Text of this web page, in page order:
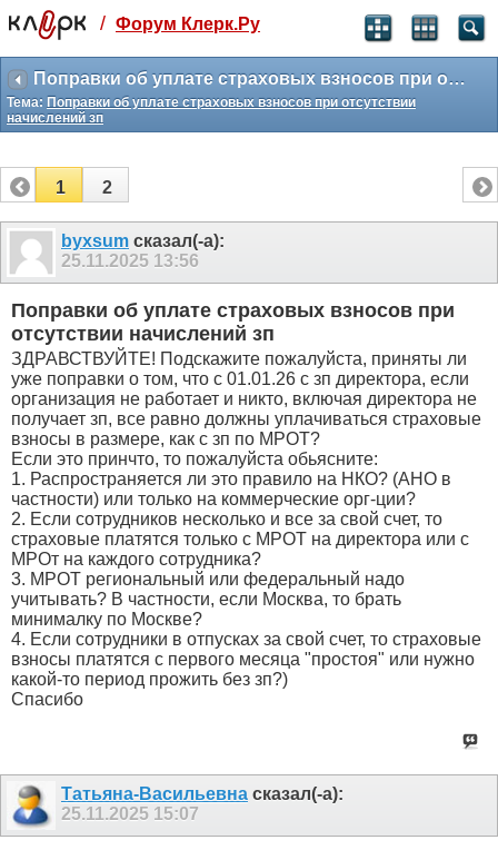
Святые угодники, Клерк без рекламы
прекрасен:)
месяц
99 ₽
259 ₽
-10%
полгода
499 ₽
-15%
/ Форум Клерк.Ру
Поправки об уплате страховых взносов при отсутствии начислений зп
Тема: Поправки об уплате страховых взносов при отсутствии
начислений зп
1 2
byxsum сказал(-а):
25.11.2025 13:56
Поправки об уплате страховых взносов при
отсутствии начислений зп
ЗДРАВСТВУЙТЕ! Подскажите пожалуйста, приняты ли
уже поправки о том, что с 01.01.26 с зп директора, если
организация не работает и никто, включая директора не
получает зп, все равно должны уплачиваться страховые
взносы в размере, как с зп по МРОТ?
Если это принчто, то пожалуйста обьясните:
1. Распространяется ли это правило на НКО? (АНО в
частности) или только на коммерческие орг-ции?
2. Если сотрудников несколько и все за свой счет, то
страховые платятся только с МРОТ на директора или с
МРОт на каждого сотрудника?
3. МРОТ региональный или федеральный надо
учитывать? В частности, если Москва, то брать
минималку по Москве?
4. Если сотрудники в отпусках за свой счет, то страховые
взносы платятся с первого месяца "простоя" или нужно
какой-то период прожить без зп?)
Спасибо
Татьяна-Васильевна сказал(-а):
25.11.2025 15:07